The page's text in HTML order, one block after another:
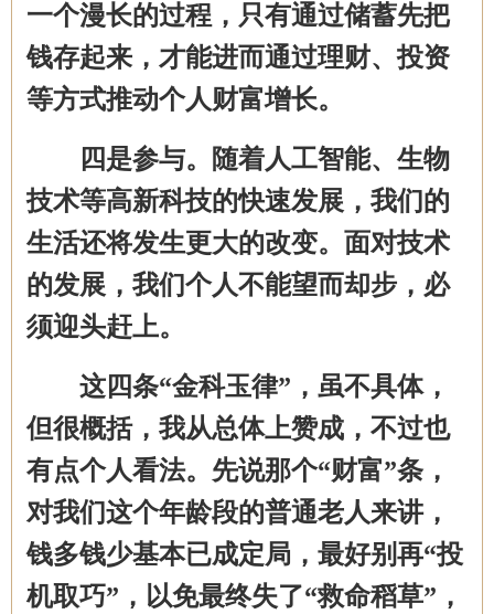
一个漫长的过程， 只有通过储蓄先把
钱存起来，才能进而通过理财、投资
等方式推动个人财富增长。
四是参与。随着人工智能、生物
技术等高新科技的快速发展，我们的
生活还将发生更大的改变。面对技术
的发展，我们个人不能望而却步，必
须迎头赶上。
这四条“金科玉律”，虽不具体，
但很概括，我从总体上赞成，不过也
有点个人看法。先说那个“财富”条，
对我们这个年龄段的普通老人来讲，
钱多钱少基本已成定局，最好别再“投
机取巧”，以免最终失了“救命稻草”，